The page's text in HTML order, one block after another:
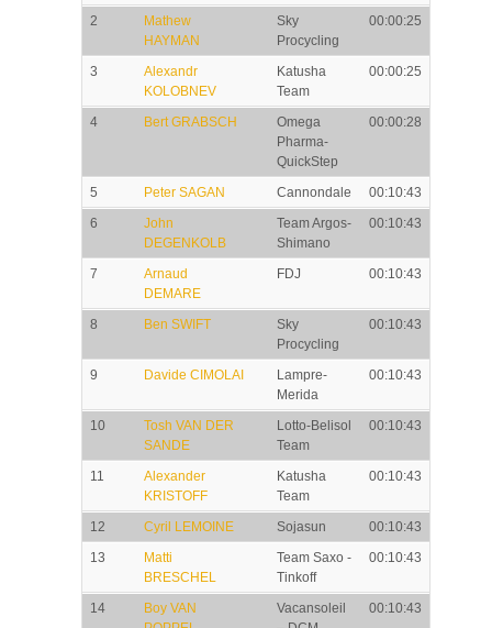
2
Mathew
HAYMAN
Sky
Procycling
00:00:25
3
Alexandr
KOLOBNEV
Katusha
Team
00:00:25
4 Bert GRABSCH
Omega
Pharma-
QuickStep
00:00:28
5 Peter SAGAN Cannondale
00:10:43
6
John
DEGENKOLB
Team Argos-
Shimano
00:10:43
7
Arnaud
DEMARE
FDJ 00:10:43
8 Ben SWIFT
Sky
Procycling
00:10:43
9 Davide CIMOLAI
Lampre-
Merida
00:10:43
10
Tosh VAN DER
SANDE
Lotto-Belisol
Team
00:10:43
11
Alexander
KRISTOFF
Katusha
Team
00:10:43
12 Cyril LEMOINE Sojasun
00:10:43
13
Matti
BRESCHEL
Team Saxo -
Tinkoff
00:10:43
14
Boy VAN
Vacansoleil
00:10:43